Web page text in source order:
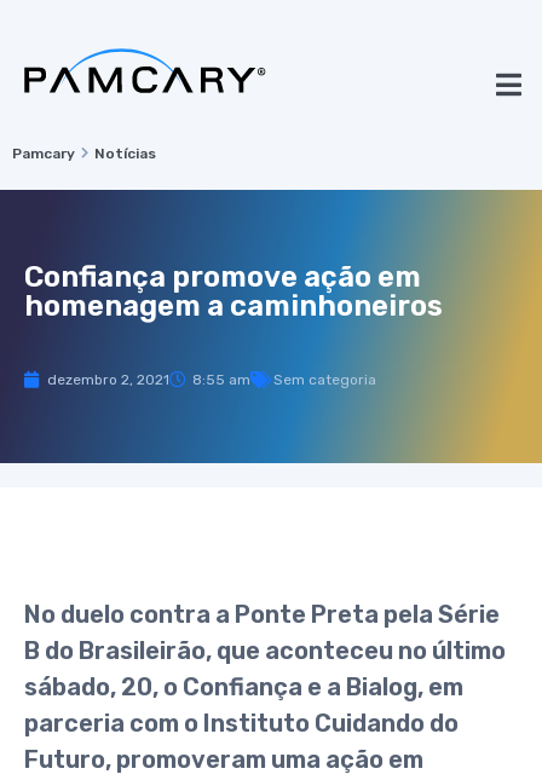
Pamcary Notícias
Confiança promove ação em
homenagem a caminhoneiros
dezembro 2, 2021 8:55 am Sem categoria
No duelo contra a Ponte Preta pela Série
B do Brasileirão, que aconteceu no último
sábado, 20, o Confiança e a Bialog, em
parceria com o Instituto Cuidando do
Futuro, promoveram uma ação em